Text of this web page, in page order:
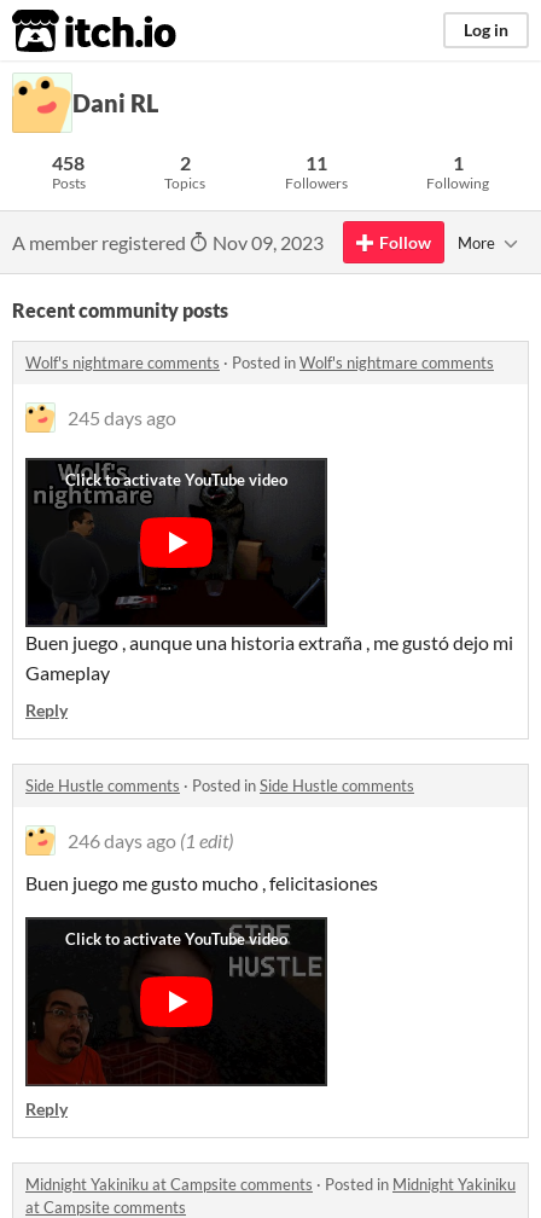
itch.io Log in
Dani RL
458
Posts
2
Topics
11
Followers
1
Following
A member registered Nov 09, 2023 Follow More
Recent community posts
Wolf's nightmare comments · Posted inWolf's nightmare comments
245 days ago
Buen juego , aunque una historia extraña , me gustó dejo mi
Gameplay
Reply
Side Hustle comments · Posted inSide Hustle comments
246 days ago (1 edit)
Buen juego me gusto mucho , felicitasiones
Reply
Midnight Yakiniku at Campsite comments · Posted in Midnight Yakiniku
at Campsite comments